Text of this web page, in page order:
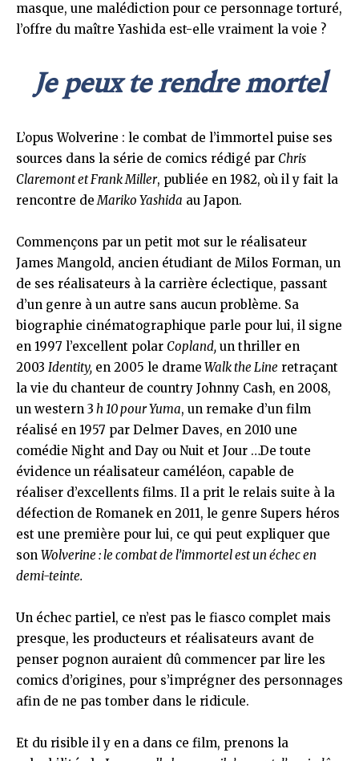
masque, une malédiction pour ce personnage torturé,
l’offre du maître Yashida est-elle vraiment la voie ?
Je peux te rendre mortel
L’opus Wolverine : le combat de l’immortel puise ses
sources dans la série de comics rédigé par Chris
Claremont et Frank Miller, publiée en 1982, où il y fait la
rencontre deMariko Yashida au Japon.
Commençons par un petit mot sur le réalisateur
James Mangold, ancien étudiant de Milos Forman, un
de ses réalisateurs à la carrière éclectique, passant
d’un genre à un autre sans aucun problème. Sa
biographie cinématographique parle pour lui, il signe
en 1997 l’excellent polar Copland, un thriller en
2003 Identity, en 2005 le drame Walk the Line retraçant
la vie du chanteur de country Johnny Cash, en 2008,
un western 3 h 10 pour Yuma, un remake d’un film
réalisé en 1957 par Delmer Daves, en 2010 une
comédie Night and Day ou Nuit et Jour …De toute
évidence un réalisateur caméléon, capable de
réaliser d’excellents films. Il a prit le relais suite à la
défection de Romanek en 2011, le genre Supers héros
est une première pour lui, ce qui peut expliquer que
son Wolverine : le combat de l’immortel est un échec en
demi-teinte.
Un échec partiel, ce n’est pas le fiasco complet mais
presque, les producteurs et réalisateurs avant de
penser pognon auraient dû commencer par lire les
comics d’origines, pour s’imprégner des personnages
afin de ne pas tomber dans le ridicule.
Et du risible il y en a dans ce film, prenons la